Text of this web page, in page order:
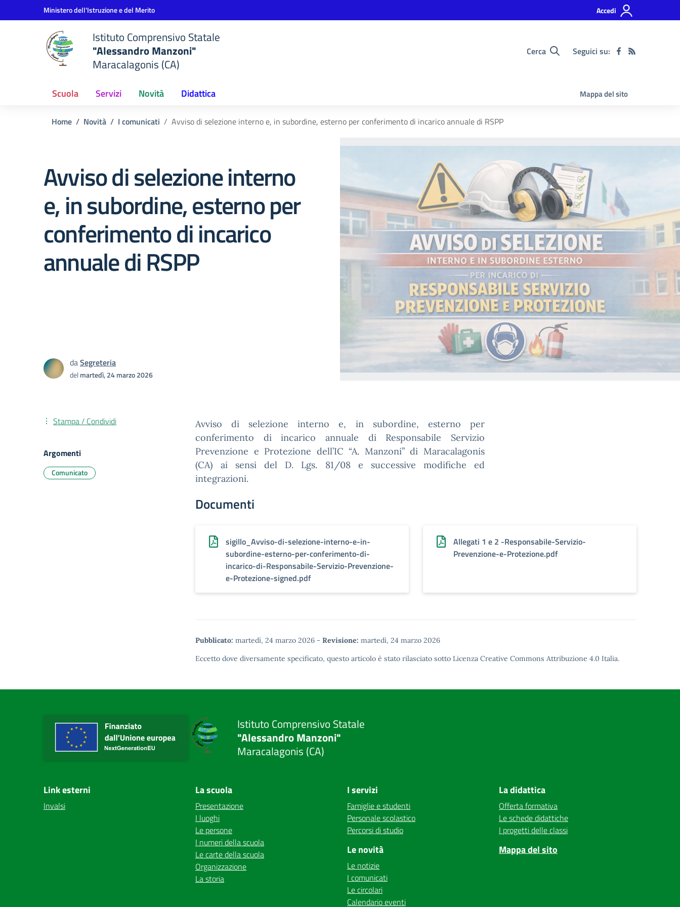
Vai ai contenuti
Vai al menu di navigazioneMinistero dell'Istruzione e del Merito Accedi
Istituto Comprensivo Statale
"Alessandro Manzoni"
Maracalagonis (CA)
Cerca Seguici su:
Scuola Servizi Novità Didattica Mappa del sito
Home Novità I comunicati Avviso di selezione interno e, in subordine, esterno per conferimento di incarico annuale di RSPP
Avviso di selezione interno
e, in subordine, esterno per
conferimento di incarico
annuale di RSPP
daSegreteria
delmartedì, 24 marzo 2026
Avviso di selezione interno e, in subordine, esterno per
conferimento di incarico annuale di Responsabile Servizio
Prevenzione e Protezione dell’IC “A. Manzoni” di Maracalagonis
(CA) ai sensi del D. Lgs. 81/08 e successive modifiche ed
integrazioni.
Documenti
sigillo_Avviso-di-selezione-interno-e-in-
subordine-esterno-per-conferimento-di-
incarico-di-Responsabile-Servizio-Prevenzione-
e-Protezione-signed.pdf
Allegati 1 e 2 -Responsabile-Servizio-
Prevenzione-e-Protezione.pdf
Pubblicato: martedì, 24 marzo 2026 - Revisione: martedì, 24 marzo 2026
Eccetto dove diversamente specificato, questo articolo è stato rilasciato sotto Licenza Creative Commons Attribuzione 4.0 Italia.
Stampa / Condividi
Argomenti
Comunicato
Istituto Comprensivo Statale
"Alessandro Manzoni"
Maracalagonis (CA)
Link esterni
Invalsi
La scuola
Presentazione
I luoghi
Le persone
I numeri della scuola
Le carte della scuola
Organizzazione
La storia
I servizi
Famiglie e studenti
Personale scolastico
Percorsi di studio
Le novità
Le notizie
I comunicati
Le circolari
Calendario eventi
La didattica
Offerta formativa
Le schede didattiche
I progetti delle classi
Mappa del sito